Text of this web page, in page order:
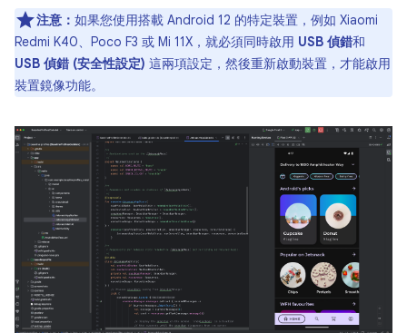
注意： 如果您使用搭載 Android 12 的特定裝置，例如 Xiaomi
Redmi K40、Poco F3 或 Mi 11X，就必須同時啟用 USB 偵錯和
USB 偵錯 (安全性設定) 這兩項設定，然後重新啟動裝置，才能啟用
裝置鏡像功能。